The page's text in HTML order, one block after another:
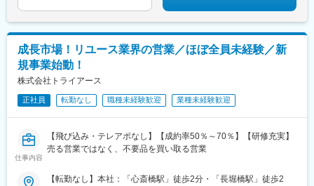
成長市場！リユース業界の営業／ほぼ全員未経験／新
規事業始動！
株式会社トライアース
正社員 転勤なし 職種未経験歓迎 業種未経験歓迎
仕事内容
【飛び込み・テレアポなし】【成約率50％～70％】【研修充実】
売る営業ではなく、不要品を買い取る営業
【転勤なし】本社：「心斎橋駅」徒歩2分・「長堀橋駅」徒歩2